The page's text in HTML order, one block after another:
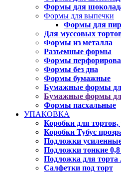
Формы для
Формы для выпечки
Формы для
Для муссовых
Формы из металла
Разъемные формы
Формы
Формы без дна
Формы бумажные
Бумажные формы
Бумажные формы
Формы пасхальные
УПАКОВКА
Коробки для тортов,
Коробки Тубус
Подложки
Подложки тонкие
Подложка для
Салфетки под торт